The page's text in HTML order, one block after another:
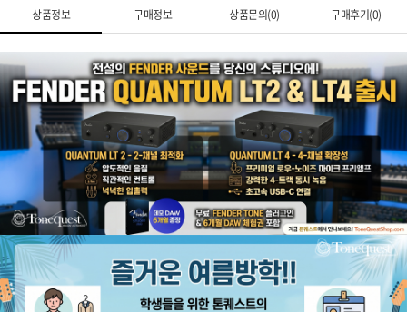
상품정보 구매정보 상품문의(0) 구매후기(0)